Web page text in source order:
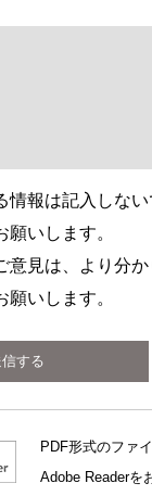
報は記入しない
いします。
見は、より分
願いします。
PDF形式のファ
Adobe Readerを